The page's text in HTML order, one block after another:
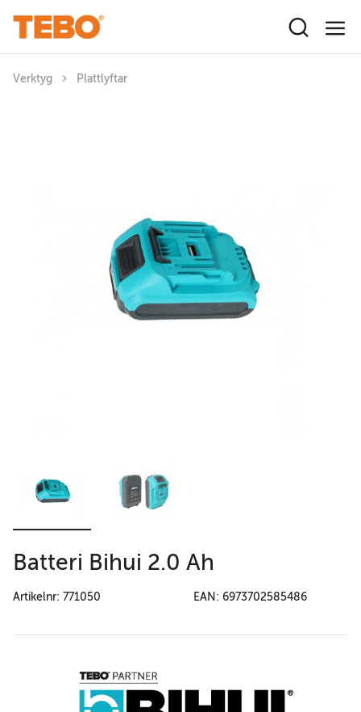
Verktyg Plattlyftar
Batteri Bihui 2.0 Ah
Artikelnr: 771050 EAN: 6973702585486